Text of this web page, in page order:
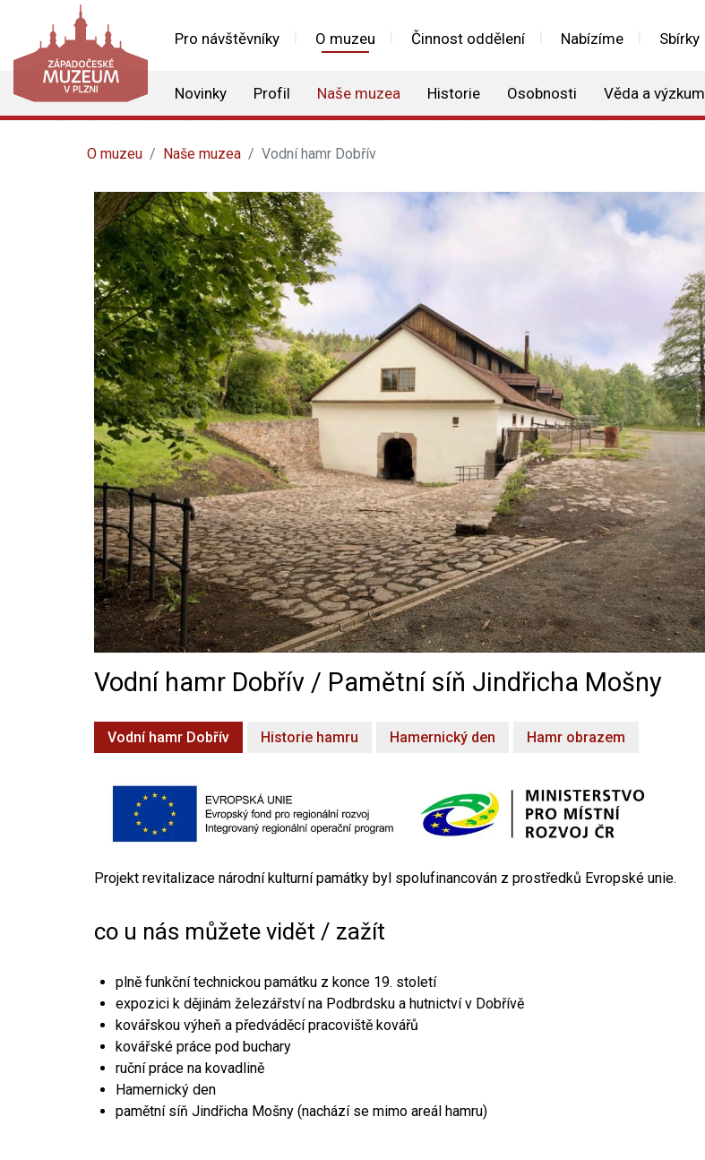
Pro návštěvníky O muzeu Činnost oddělení Nabízíme Sbírky
Novinky Profil Naše muzea Historie Osobnosti Věda a výzkum
O muzeu Naše muzea Vodní hamr Dobřív
Vodní hamr Dobřív / Pamětní síň Jindřicha Mošny
Vodní hamr Dobřív Historie hamru Hamernický den Hamr obrazem
Projekt revitalizace národní kulturní památky byl spolufinancován z prostředků Evropské unie.
co u nás můžete vidět / zažít
plně funkční technickou památku z konce 19. století
expozici k dějinám železářství na Podbrdsku a hutnictví v Dobřívě
kovářskou výheň a předváděcí pracoviště kovářů
kovářské práce pod buchary
ruční práce na kovadlině
Hamernický den
pamětní síň Jindřicha Mošny (nachází se mimo areál hamru)